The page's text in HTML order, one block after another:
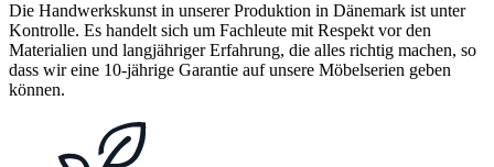
Die Handwerkskunst in unserer Produktion in Dänemark ist unter
Kontrolle. Es handelt sich um Fachleute mit Respekt vor den
Materialien und langjähriger Erfahrung, die alles richtig machen, so
dass wir eine 10-jährige Garantie auf unsere Möbelserien geben
können.